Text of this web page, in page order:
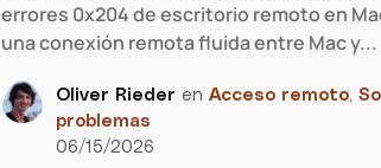
errores 0x204 de escritorio remoto en
una conexión remota fluida entre Mac y...
Oliver Rieder enAcceso remoto ,
problemas
06/15/2026